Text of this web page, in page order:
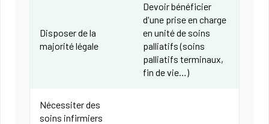
Disposer de la
majorité légale
Devoir bénéficier
d'une prise en charge
en unité de soins
palliatifs (soins
palliatifs terminaux,
fin de vie…)
Nécessiter des
soins infirmiers